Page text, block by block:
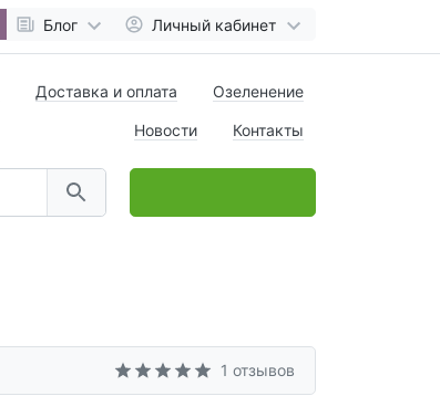
Блог Личный кабинет
Доставка и оплата Озеленение
Новости Контакты
1 отзывов